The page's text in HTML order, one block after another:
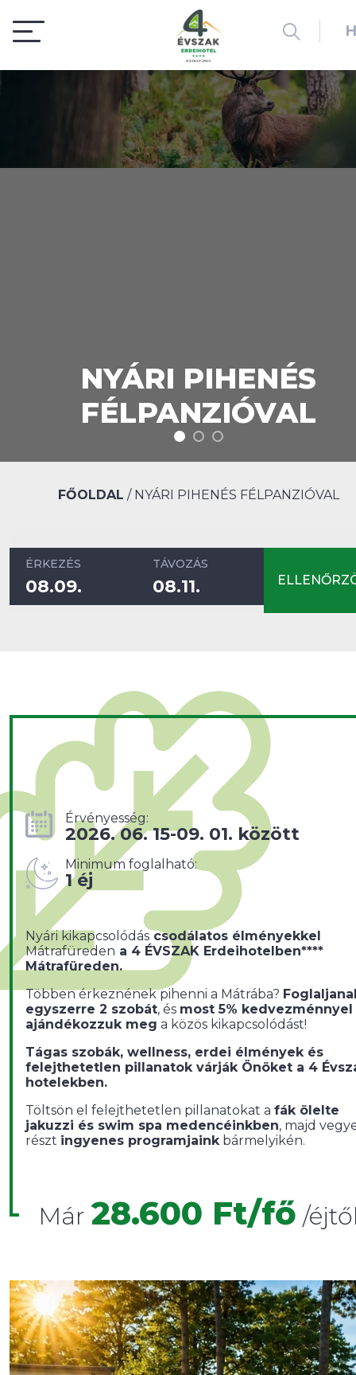
NYÁRI PIHENÉS
FÉLPANZIÓVAL
FŐOLDAL / NYÁRI PIHENÉS FÉLPANZIÓVAL
ÉRKEZÉS
08.09.
TÁVOZÁS
08.11.
Érvényesség:
2026. 06. 15-09. 01. között
Minimum foglalható:
1 éj
Nyári kikapcsolódáscsodálatos élményekkel
Mátrafüreden a 4 ÉVSZAK Erdeihotelben****
Mátrafüreden.
Többen érkeznének pihenni a Mátrába?
egyszerre 2 szobát, és most 5% kedvezménnyel
ajándékozzuk meg a közös kikapcsolódást!
Tágas szobák, wellness, erdei élmények és
felejthetetlen pillanatok várják Önöket a 4
hotelekben.
Töltsön el felejthetetlen pillanatokat a fák ölelte
jakuzzi és swim spa medencéinkben, majd
részt ingyenes programjainkbármelyikén.
Már28.600 Ft/fő /